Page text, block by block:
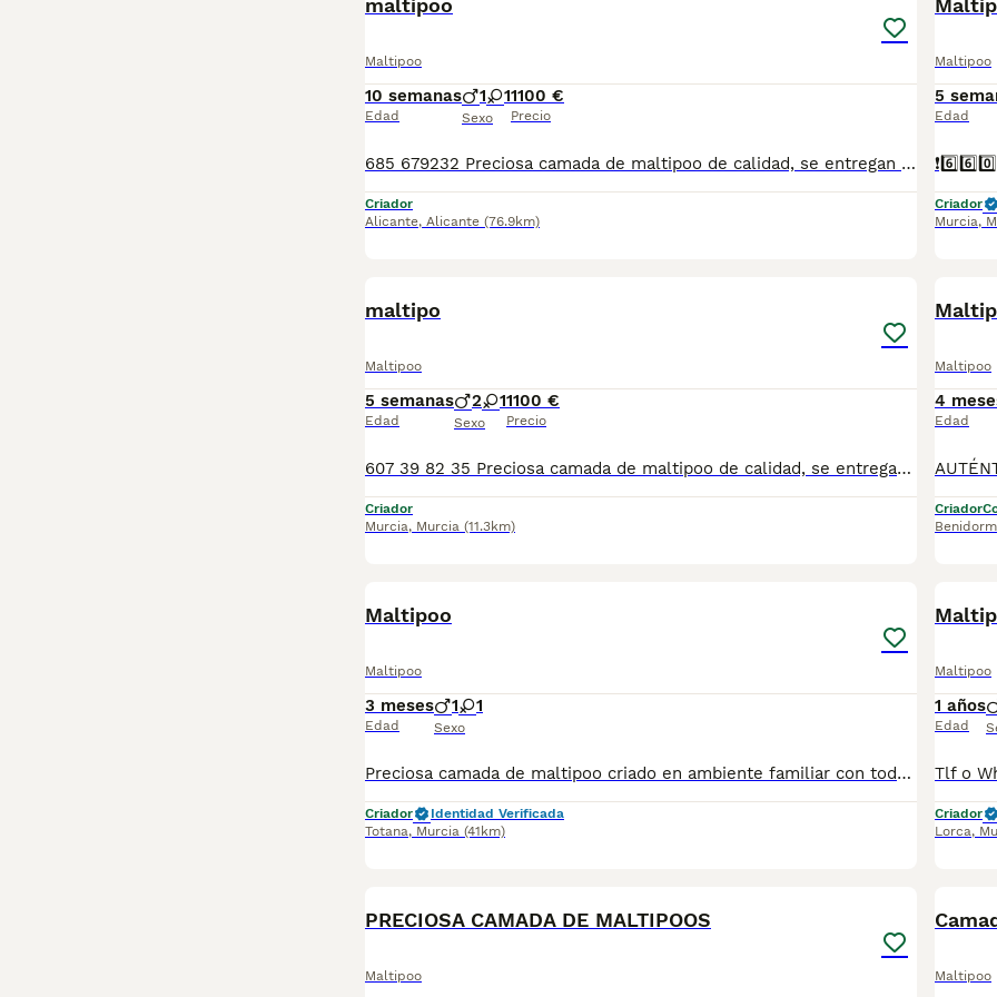
maltipoo
Maltipoo
10 semanas
Edad
1 1
Sexo
1100 €
Precio
685 679232 Preciosa camada de maltipoo de calidad, se entregan totalmente destetados y sus vacunas correspondientes, desparasitados interna y externamente, pasaporte y microchip, contrato de garantia de salud. preferiblemente recogida en mano pero también podemos entregar en toda España mediante transporte de alta calidad preparado para animales y con posibilidad de pago contra reembolso Llámanos o háblanos por whats app, Teléfono 685 679 232
Criador
Alicante, Alicante (76.9km)
Maltipoo
5
Edad
Criador
Murcia,
maltipo
Maltipoo
5 semanas
Edad
2 1
Sexo
1100 €
Precio
607 39 82 35 Preciosa camada de maltipoo de calidad, se entregan con minimo de dos meses y medio de edad y sus vacunas correspondientes, desparasitados interna y externamente, pasaporte y microchip, contrato de garantia de salud. preferiblemente recogida en mano pero también podemos entregar en toda España mediante transporte de alta calidad preparado para animales y con chofer particular con posibilidad de pago contra reembolso Llámanos o háblanos por whats app, Teléfono 607398235
Criador
Murcia, Murcia (11.3km)
Maltipoo
4
Edad
Criador
Benidorm
Maltipoo
Maltipoo
3 meses
Edad
1 1
Sexo
Preciosa camada de maltipoo criado en ambiente familiar con todas las vacunas y desparasitaciones al día. Se entregan con cartilla veterinaria y revisión veterinaria. Más info WhatsApp al 722440707
Criador
Identidad Verificada
Totana, Murcia (41km)
Maltipoo
1 años
Edad
Criador
Lorca,
PRECIOSA CAMADA DE MALTIPOOS
Maltipoo Maltipoo